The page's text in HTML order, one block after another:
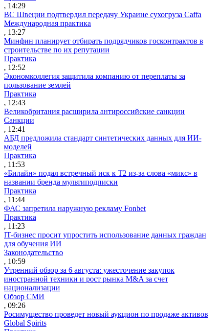
, 14:29
ВС Швеции подтвердил передачу Украине сухогруза Caffa
Международная практика
, 13:27
Минфин планирует отбирать подрядчиков госконтрактов в
строительстве по их репутации
Практика
, 12:52
Экономколлегия защитила компанию от переплаты за
пользование землей
Практика
, 12:43
Великобритания расширила антироссийские санкции
Санкции
, 12:41
АБД предложила стандарт синтетических данных для ИИ-
моделей
Практика
, 11:53
«Билайн» подал встречный иск к Т2 из-за слова «микс» в
названии бренда мультиподписки
Практика
, 11:44
ФАС запретила наружную рекламу Fonbet
Практика
, 11:23
IT-бизнес просит упростить использование данных граждан
для обучения ИИ
Законодательство
, 10:59
Утренний обзор за 6 августа: ужесточение закупок
иностранной техники и рост рынка M&A за счет
национализации
Обзор СМИ
, 09:26
Росимущество проведет новый аукцион по продаже активов
Global Spirits